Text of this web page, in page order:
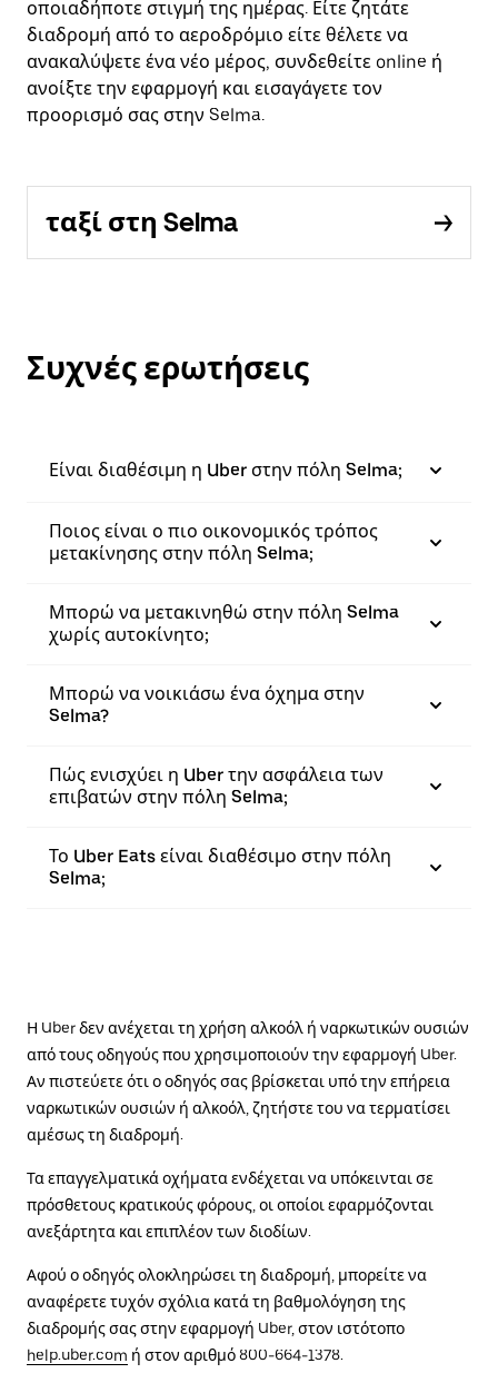
οποιαδήποτε στιγμή της ημέρας. Είτε ζητάτε
διαδρομή από το αεροδρόμιο είτε θέλετε να
ανακαλύψετε ένα νέο μέρος, συνδεθείτε online ή
ανοίξτε την εφαρμογή και εισαγάγετε τον
προορισμό σας στην Selma.
ταξί στη Selma
Συχνές ερωτήσεις
Είναι διαθέσιμη η Uber στην πόλη Selma;
Ποιος είναι ο πιο οικονομικός τρόπος
μετακίνησης στην πόλη Selma;
Μπορώ να μετακινηθώ στην πόλη Selma
χωρίς αυτοκίνητο;
Μπορώ να νοικιάσω ένα όχημα στην
Selma?
Πώς ενισχύει η Uber την ασφάλεια των
επιβατών στην πόλη Selma;
Το Uber Eats είναι διαθέσιμο στην πόλη
Selma;
Η Uber δεν ανέχεται τη χρήση αλκοόλ ή ναρκωτικών ουσιών
από τους οδηγούς που χρησιμοποιούν την εφαρμογή Uber.
Αν πιστεύετε ότι ο οδηγός σας βρίσκεται υπό την επήρεια
ναρκωτικών ουσιών ή αλκοόλ, ζητήστε του να τερματίσει
αμέσως τη διαδρομή.
Τα επαγγελματικά οχήματα ενδέχεται να υπόκεινται σε
πρόσθετους κρατικούς φόρους, οι οποίοι εφαρμόζονται
ανεξάρτητα και επιπλέον των διοδίων.
Αφού ο οδηγός ολοκληρώσει τη διαδρομή, μπορείτε να
αναφέρετε τυχόν σχόλια κατά τη βαθμολόγηση της
διαδρομής σας στην εφαρμογή Uber, στον ιστότοπο
help.uber.com ή στον αριθμό 800-664-1378.